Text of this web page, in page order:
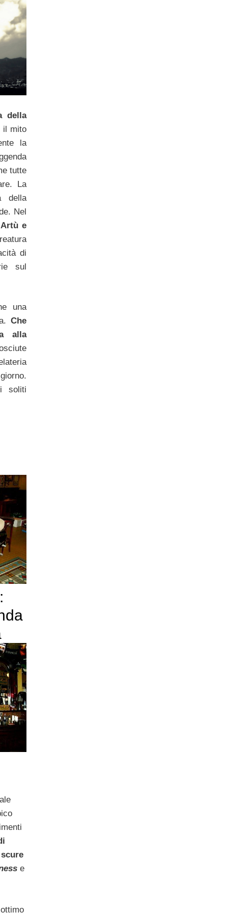
della
il mito
la
tutte
La
della
Nel
e
di
sul
una
Che
alla
soliti
e